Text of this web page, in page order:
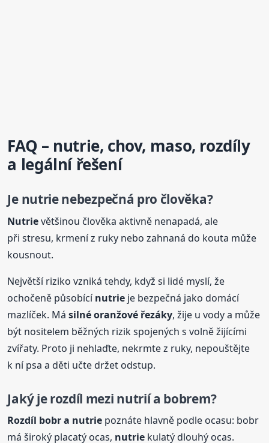
FAQ – nutrie, chov, maso, rozdíly
a legální řešení
Je nutrienebezpečná pro člověka?
Nutrievětšinou člověka aktivně nenapadá, ale
při stresu, krmení z ruky nebo zahnaná do kouta může
kousnout.
Největší riziko vzniká tehdy, když si lidé myslí, že
ochočeně působícínutrie je bezpečná jako domácí
mazlíček. Másilné oranžové řezáky, žije u vody a může
být nositelem běžných rizik spojených s volně žijícími
zvířaty. Proto ji nehlaďte, nekrmte z ruky, nepouštějte
k ní psa a děti učte držet odstup.
Jaký je rozdíl mezi nutrií a bobrem?
Rozdíl bobr a nutrie poznáte hlavně podle ocasu: bobr
má široký placatý ocas, nutrie kulatý dlouhý ocas.